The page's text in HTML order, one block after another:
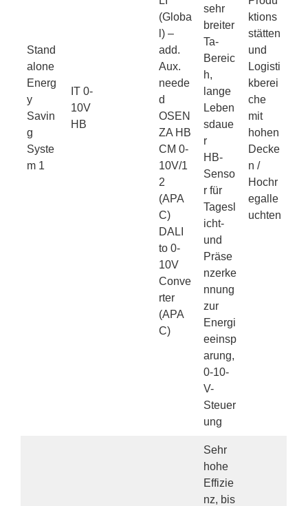
Stand
alone
Energ
y
Savin
g
Syste
m 1
IT 0-
10V
HB
(Globa
l) –
add.
Aux.
neede
d
OSEN
ZA HB
CM 0-
10V/1
2
(APA
C)
DALI
to 0-
10V
Conve
rter
(APA
C)
sehr
breiter
Ta-
Bereic
h,
lange
Leben
sdaue
r
HB-
Senso
r für
Tagesl
icht-
und
Präse
nzerke
nnung
zur
Energi
eeinsp
arung,
0-10-
V-
Steuer
ung
ktions
stätten
und
Logisti
kberei
che
mit
hohen
Decke
n /
Hochr
egalle
uchten
Sehr
hohe
Effizie
nz, bis